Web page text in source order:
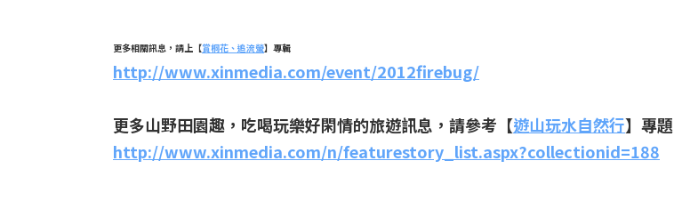
更多相關訊息，請上【賞桐花、追流螢】專輯
http://www.xinmedia.com/event/2012firebug/
更多山野田園趣，吃喝玩樂好閑情的旅遊訊息，請參考【遊山玩水自然行】專題
http://www.xinmedia.com/n/featurestory_list.aspx?collectionid=188